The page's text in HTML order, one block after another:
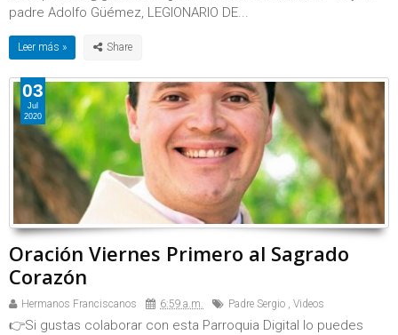
padre Adolfo Güémez, LEGIONARIO DE...
Leer más »
Oración Viernes Primero al Sagrado
Corazón
Hermanos Franciscanos 6:59 a.m. Padre Sergio , Videos
👉Si gustas colaborar con esta Parroquia Digital lo puedes
03
Jul
2020